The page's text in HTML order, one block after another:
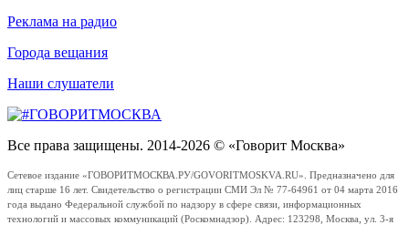
Реклама на радио
Города вещания
Наши слушатели
Все права защищены. 2014-2026 © «Говорит Москва»
Сетевое издание «ГОВОРИТМОСКВА.РУ/GOVORITMOSKVA.RU». Предназначено для
лиц старше 16 лет. Свидетельство о регистрации СМИ Эл № 77-64961 от 04 марта 2016
года выдано Федеральной службой по надзору в сфере связи, информационных
технологий и массовых коммуникаций (Роскомнадзор). Адрес: 123298, Москва, ул. 3-я